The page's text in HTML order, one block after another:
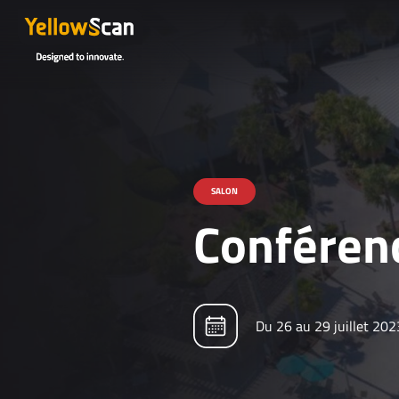
SALON
Du 26 au 29 juillet